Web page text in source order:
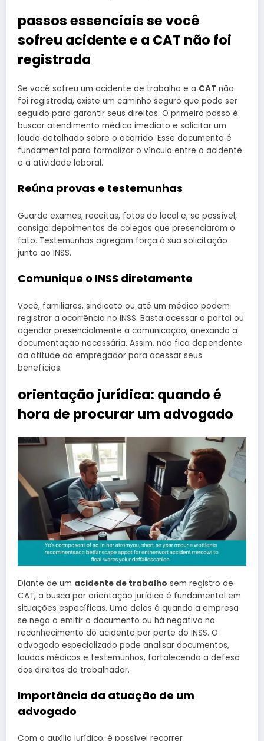
passos essenciais se você
sofreu acidente e a CAT não foi
registrada
Se você sofreu um acidente de trabalho e a CAT não
foi registrada, existe um caminho seguro que pode ser
seguido para garantir seus direitos. O primeiro passo é
buscar atendimento médico imediato e solicitar um
laudo detalhado sobre o ocorrido. Esse documento é
fundamental para formalizar o vínculo entre o acidente
e a atividade laboral.
Reúna provas e testemunhas
Guarde exames, receitas, fotos do local e, se possível,
consiga depoimentos de colegas que presenciaram o
fato. Testemunhas agregam força à sua solicitação
junto ao INSS.
Comunique o INSS diretamente
Você, familiares, sindicato ou até um médico podem
registrar a ocorrência no INSS. Basta acessar o portal ou
agendar presencialmente a comunicação, anexando a
documentação necessária. Assim, não fica dependente
da atitude do empregador para acessar seus
benefícios.
orientação jurídica: quando é
hora de procurar um advogado
Diante de um acidente de trabalho sem registro de
CAT, a busca por orientação jurídica é fundamental em
situações específicas. Uma delas é quando a empresa
se nega a emitir o documento ou há negativa no
reconhecimento do acidente por parte do INSS. O
advogado especializado pode analisar documentos,
laudos médicos e testemunhos, fortalecendo a defesa
dos direitos do trabalhador.
Importância da atuação de um
advogado
Com o auxílio jurídico, é possível recorrer